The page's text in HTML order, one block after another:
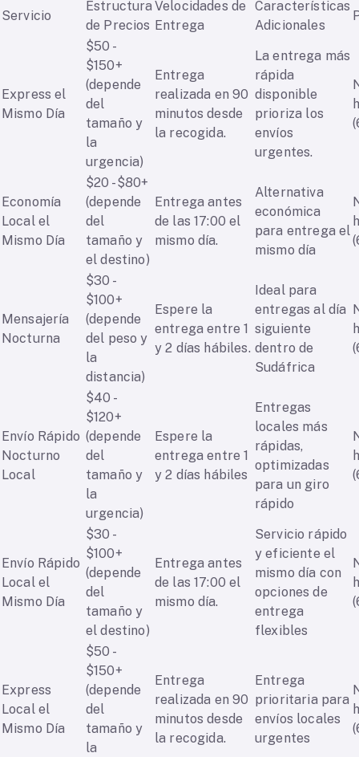
Servicio
Estructura
de Precios
Velocidades de
Entrega
Características
Adicionales
Express el
Mismo Día
$50 -
$150+
(depende
del
tamaño y
la
urgencia)
Entrega
realizada en 90
minutos desde
la recogida.
La entrega más
rápida
disponible
prioriza los
envíos
urgentes.
Economía
Local el
Mismo Día
$20 - $80+
(depende
del
tamaño y
el destino)
Entrega antes
de las 17:00 el
mismo día.
Alternativa
económica
para entrega el
mismo día
Mensajería
Nocturna
$30 -
$100+
(depende
del peso y
la
distancia)
Espere la
entrega entre 1
y 2 días hábiles.
Ideal para
entregas al día
siguiente
dentro de
Sudáfrica
Envío Rápido
Nocturno
Local
$40 -
$120+
(depende
del
tamaño y
la
urgencia)
Espere la
entrega entre 1
y 2 días hábiles
Entregas
locales más
rápidas,
optimizadas
para un giro
rápido
Envío Rápido
Local el
Mismo Día
$30 -
$100+
(depende
del
tamaño y
el destino)
Entrega antes
de las 17:00 el
mismo día.
Servicio rápido
y eficiente el
mismo día con
opciones de
entrega
flexibles
Express
Local el
Mismo Día
$50 -
$150+
(depende
del
tamaño y
la
Entrega
realizada en 90
minutos desde
la recogida.
Entrega
prioritaria para
envíos locales
urgentes